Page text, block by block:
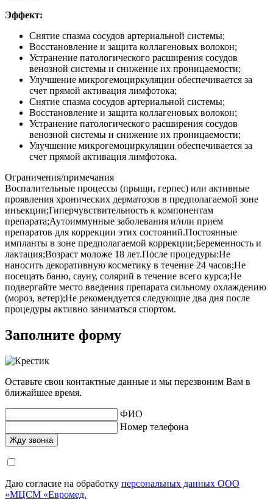
Эффект:
Снятие спазма сосудов артериальной системы;
Восстановление и защита коллагеновых волокон;
Устранение патологического расширения сосудов
венозной системы и снижение их проницаемости;
Улучшение микрогемоциркуляции обеспечивается за
счет прямой активация лимфотока;
Снятие спазма сосудов артериальной системы;
Восстановление и защита коллагеновых волокон;
Устранение патологического расширения сосудов
венозной системы и снижение их проницаемости;
Улучшение микрогемоциркуляции обеспечивается за
счет прямой активация лимфотока.
Ограничения/примечания
Воспалительные процессы (прыщи, герпес) или активные
проявления хронических дерматозов в предполагаемой зоне
инъекции;Гиперчувствительность к компонентам
препарата;Аутоиммунные заболевания и/или прием
препаратов для коррекции этих состояний.Постоянные
импланты в зоне предполагаемой коррекции;Беременность и
лактация;Возраст моложе 18 лет.После процедуры:Не
наносить декоративную косметику в течение 24 часов;Не
посещать баню, сауну, солярий в течение всего курса;Не
подвергайте место введения препарата сильному охлаждению
(мороз, ветер);Не рекомендуется следующие два дня после
процедуры активно заниматься спортом.
Заполните форму
Оставьте свои контактные данные и мы перезвоним Вам в
ближайшее время.
ФИО
Номер телефона
Даю согласие на обработку персональных данных ООО
«МЦСМ «Евромед.